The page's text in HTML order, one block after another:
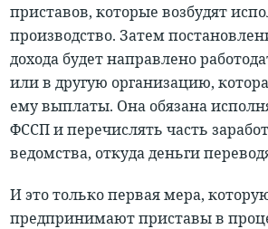
приставов, которые возбудят
производство. Затем
дохода будет направлено
или в другую организацию,
ему выплаты. Она обязана
ФССП и перечислять часть
ведомства, откуда деньги
И это только первая мера,
предпринимают приставы в